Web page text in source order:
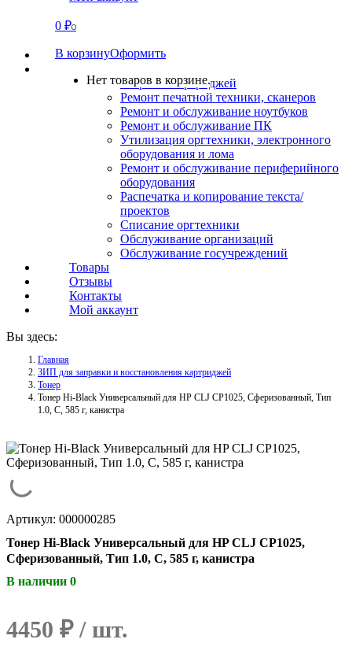
0 ₽0
В корзинуОформить
Нет товаров в корзине.
СВЯЗАТЬСЯ
О нас
Заправка картриджей
Ремонт печатной техники, сканеров
Ремонт и обслуживание ноутбуков
Ремонт и обслуживание ПК
Утилизация оргтехники, электронного
оборудования и лома
Ремонт и обслуживание периферийного
оборудования
Распечатка и копирование текста/
проектов
Списание оргтехники
Обслуживание организаций
Обслуживание госучреждений
Товары
Отзывы
Контакты
Мой аккаунт
Вы здесь:
Главная
ЗИП для заправки и восстановления картриджей
Тонер
Тонер Hi-Black Универсальный для HP CLJ CP1025, Сферизованный, Тип
1.0, C, 585 г, канистра
Артикул: 000000285
Тонер Hi-Black Универсальный для HP CLJ CP1025,
Сферизованный, Тип 1.0, C, 585 г, канистра
В наличии 0
4450 ₽